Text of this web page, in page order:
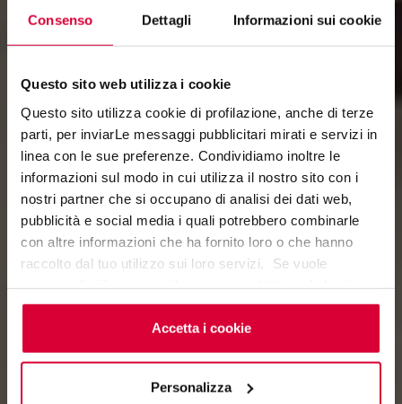
Consenso Dettagli Informazioni sui cookie
Questo sito web utilizza i cookie
Questo sito utilizza cookie di profilazione, anche di terze
parti, per inviarLe messaggi pubblicitari mirati e servizi in
linea con le sue preferenze. Condividiamo inoltre le
informazioni sul modo in cui utilizza il nostro sito con i
nostri partner che si occupano di analisi dei dati web,
pubblicità e social media i quali potrebbero combinarle
con altre informazioni che ha fornito loro o che hanno
raccolto dal tuo utilizzo sui loro servizi. Se vuole
cookieclicchi qui. Il consenso può essere espresso
cliccando sul tasto “Accetta i cookie”. Se non vuole i
cookie di profilazione può negare il consenso sul tasto
Accetta i cookie
Personalizza
MOOV